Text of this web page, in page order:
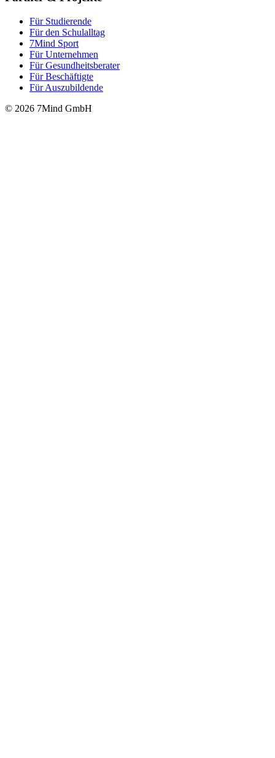
Für Stu­die­rende
Für den Schulalltag
7Mind Sport
Für Unter­neh­men
Für Gesund­heits­be­ra­ter
Für Beschäftigte
Für Auszubildende
© 2026 7Mind GmbH